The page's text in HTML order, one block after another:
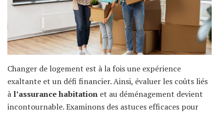
Changer de logement est à la fois une expérience
exaltante et un défi financier. Ainsi, évaluer les coûts liés
à l’assurance habitation et au déménagement devient
incontournable. Examinons des astuces efficaces pour